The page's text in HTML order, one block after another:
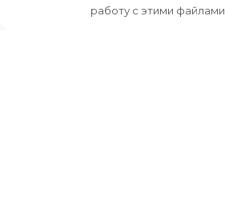
работу с этими файлами.